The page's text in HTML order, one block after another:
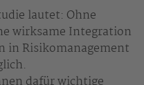
lautet: Ohne
wirksame Integration
in Risikomanagement